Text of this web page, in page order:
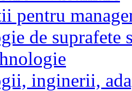
pentru
de suprafete
inginerii,